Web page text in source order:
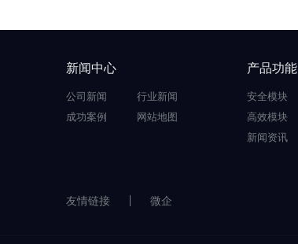
新闻中心
公司新闻
行业新闻
成功案例
网站地图
产品功能
安全模块
高效模块
新闻资讯
友情链接 微企